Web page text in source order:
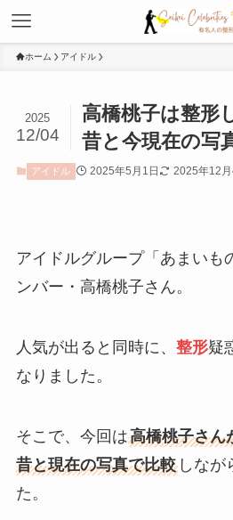
ホーム アイドル
高橋桃子は整形
昔と今現在の写
2025
12/04
アイドル 2025年5月1日 2025年12月
アイドルグループ「あまいも
ンバー・高橋桃子さん。
人気が出ると同時に、 整形疑
なりました。
そこで、今回は高橋桃子さん
昔と現在の写真で比較しなが
た。